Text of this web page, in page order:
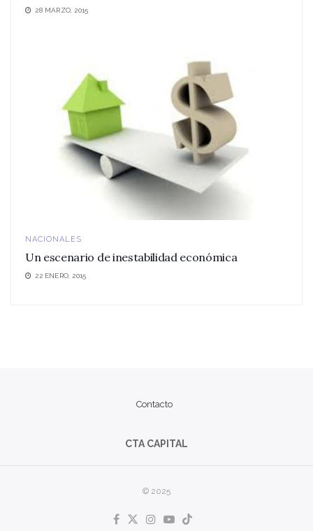
28 MARZO, 2015
NACIONALES
Un escenario de inestabilidad económica
22 ENERO, 2015
Contacto
CTA CAPITAL
© 2025